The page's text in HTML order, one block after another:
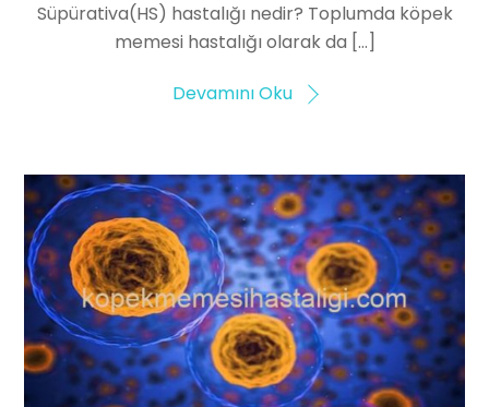
Süpürativa(HS) hastalığı nedir? Toplumda köpek
memesi hastalığı olarak da […]
Devamını Oku